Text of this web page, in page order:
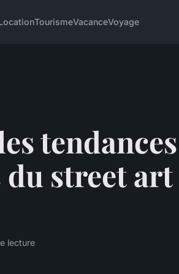
TourismeVacanceVoyage
tendances
street art
lecture